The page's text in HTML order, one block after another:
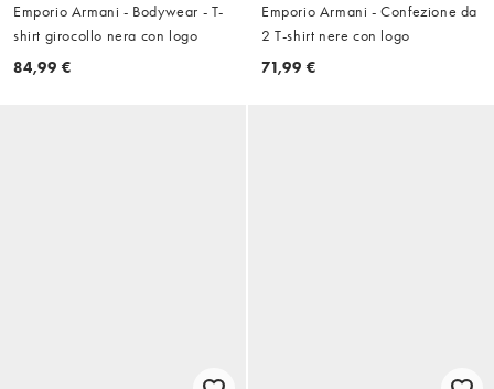
Emporio Armani - Bodywear - T-
shirt girocollo nera con logo
84,99 €
Emporio Armani - Confezione da
2 T-shirt nere con logo
71,99 €